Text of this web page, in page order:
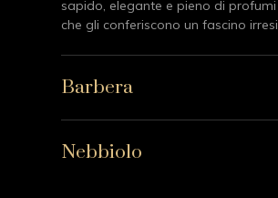
sapido, elegante e pieno di profumi
che gli conferiscono un fascino
Barbera
Nebbiolo